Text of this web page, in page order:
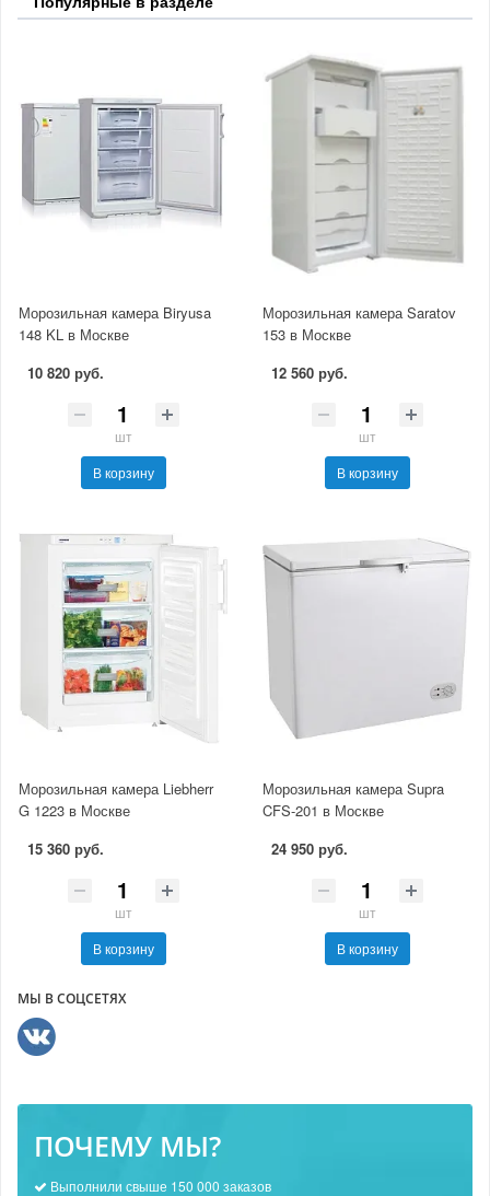
Морозильная камера Biryusa
148 KL в Москве
10 820 руб.
шт
В корзину
Морозильная камера Saratov
153 в Москве
12 560 руб.
шт
В корзину
Морозильная камера Liebherr
G 1223 в Москве
15 360 руб.
шт
В корзину
Морозильная камера Supra
CFS-201 в Москве
24 950 руб.
шт
В корзину
МЫ В СОЦСЕТЯХ
ПОЧЕМУ МЫ?
Выполнили свыше 150 000 заказов